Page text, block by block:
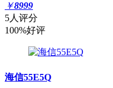
￥8999
5人评分
100%好评
海信55E5Q